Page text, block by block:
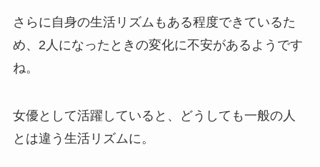
さらに自身の生活リズムもある程度できているた
め、2人になったときの変化に不安があるようです
ね。
女優として活躍していると、どうしても一般の人
とは違う生活リズムに。